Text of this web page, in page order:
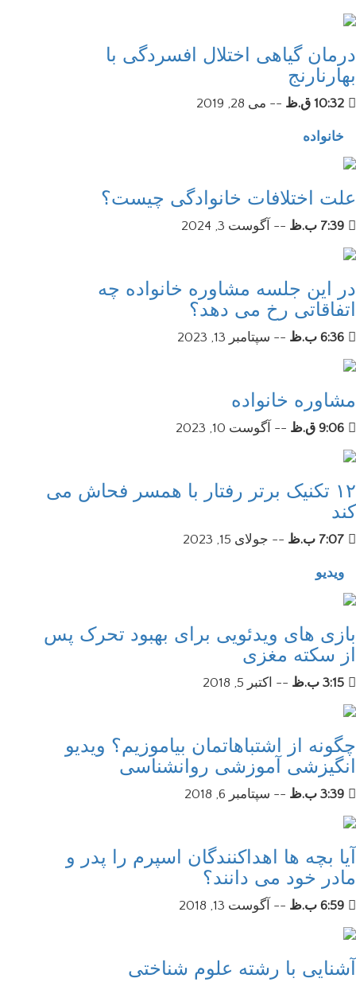
درمان گیاهی اختلال افسردگی با
بهارنارنج
10:32 ق.ظ -- می 28, 2019
خانواده
علت اختلافات خانوادگی چیست؟
7:39 ب.ظ -- آگوست 3, 2024
در این جلسه مشاوره خانواده چه
اتفاقاتی رخ می دهد؟
6:36 ب.ظ -- سپتامبر 13, 2023
مشاوره خانواده
9:06 ق.ظ -- آگوست 10, 2023
۱۲ تکنیک برتر رفتار با همسر فحاش می
کند
7:07 ب.ظ -- جولای 15, 2023
ویدیو
بازی های ویدئویی برای بهبود تحرک پس
از سکته مغزی
3:15 ب.ظ -- اکتبر 5, 2018
چگونه از اشتباهاتمان بیاموزیم؟ ویدیو
انگیزشی آموزشی روانشناسی
3:39 ب.ظ -- سپتامبر 6, 2018
آیا بچه ها اهداکنندگان اسپرم را پدر و
مادر خود می دانند؟
6:59 ب.ظ -- آگوست 13, 2018
آشنایی با رشته علوم شناختی